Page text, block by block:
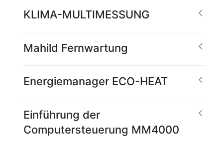
KLIMA-MULTIMESSUNG
Mahild Fernwartung
Energiemanager ECO-HEAT
Einführung der
Computersteuerung MM4000